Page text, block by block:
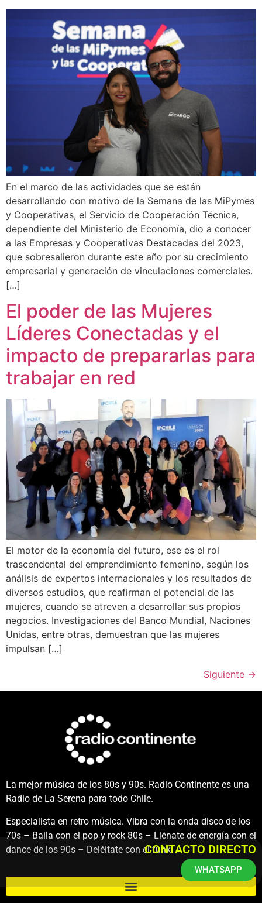
En el marco de las actividades que se están
desarrollando con motivo de la Semana de las MiPymes
y Cooperativas, el Servicio de Cooperación Técnica,
dependiente del Ministerio de Economía, dio a conocer
a las Empresas y Cooperativas Destacadas del 2023,
que sobresalieron durante este año por su crecimiento
empresarial y generación de vinculaciones comerciales.
[…]
El poder de las Mujeres
Líderes Conectadas y el
impacto de prepararlas para
trabajar en red
El motor de la economía del futuro, ese es el rol
trascendental del emprendimiento femenino, según los
análisis de expertos internacionales y los resultados de
diversos estudios, que reafirman el potencial de las
mujeres, cuando se atreven a desarrollar sus propios
negocios. Investigaciones del Banco Mundial, Naciones
Unidas, entre otras, demuestran que las mujeres
impulsan […]
Siguiente →
La mejor música de los 80s y 90s. Radio Continente es una
Radio de La Serena para todo Chile.
Especialista en retro música. Vibra con la onda disco de los
70s – Baila con el pop y rock 80s – Llénate de energía con el
dance de los 90s – Deléitate con el funk.CONTACTO DIRECTO
WHATSAPP